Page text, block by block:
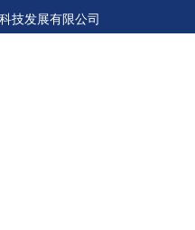
技发展有限公司